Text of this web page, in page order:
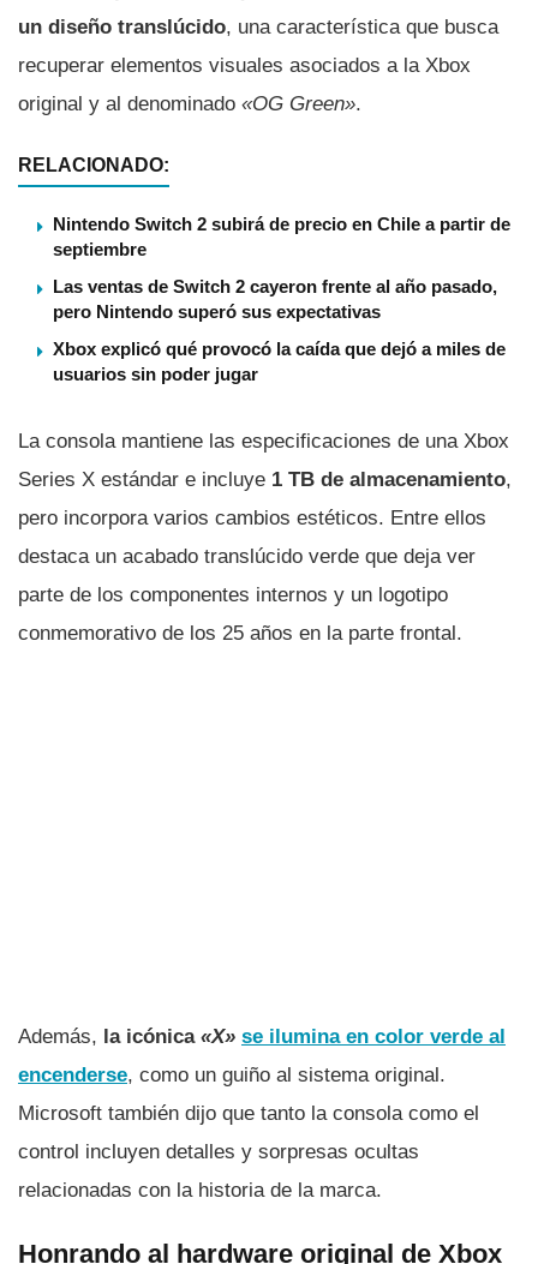
un diseño translúcido, una característica que busca
recuperar elementos visuales asociados a la Xbox
original y al denominado «OG Green».
RELACIONADO:
Nintendo Switch 2 subirá de precio en Chile a partir de
septiembre
Las ventas de Switch 2 cayeron frente al año pasado,
pero Nintendo superó sus expectativas
Xbox explicó qué provocó la caída que dejó a miles de
usuarios sin poder jugar
La consola mantiene las especificaciones de una Xbox
Series X estándar e incluye 1 TB de almacenamiento,
pero incorpora varios cambios estéticos. Entre ellos
destaca un acabado translúcido verde que deja ver
parte de los componentes internos y un logotipo
conmemorativo de los 25 años en la parte frontal.
Además, la icónica «X» se ilumina en color verde al
encenderse, como un guiño al sistema original.
Microsoft también dijo que tanto la consola como el
control incluyen detalles y sorpresas ocultas
relacionadas con la historia de la marca.
Honrando al hardware original de Xbox